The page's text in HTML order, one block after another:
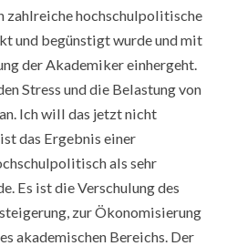
zahlreiche hochschulpolitische
und begünstigt wurde und mit
der Akademiker einhergeht.
Stress und die Belastung von
Ich will das jetzt nicht
das Ergebnis einer
als sehr
Es ist die Verschulung des
zur Ökonomisierung
akademischen Bereichs. Der